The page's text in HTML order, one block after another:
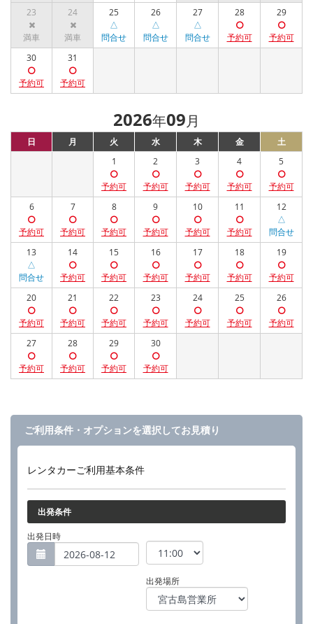
23 24 25 26 27 28 29
30 31
2026年09月
日 月 火 水 木 金
土
1
2 3 4 5
6 7 8 9 10 11 12
13 14 15 16 17 18 19
20 21 22 23 24 25 26
27 28 29 30
ご利用条件・オプションを選択してお見積り
レンタカーご利用基本条件
出発条件
出発日時
出発場所